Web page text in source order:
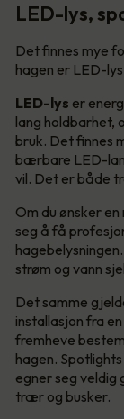
LED-lys,
Det finnes mye
hagen er LED-
LED-lys er
lang holdbarhet,
bruk. Det finnes
bærbare LED-
vil. Det er både
Om du ønsker
seg å få
strøm og vann
Det samme
installasjon fra
fremheve
hagen.
egner seg veldig
trær og busker.